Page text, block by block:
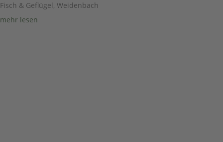
Fisch & Geflügel, Weidenbach
mehr lesen